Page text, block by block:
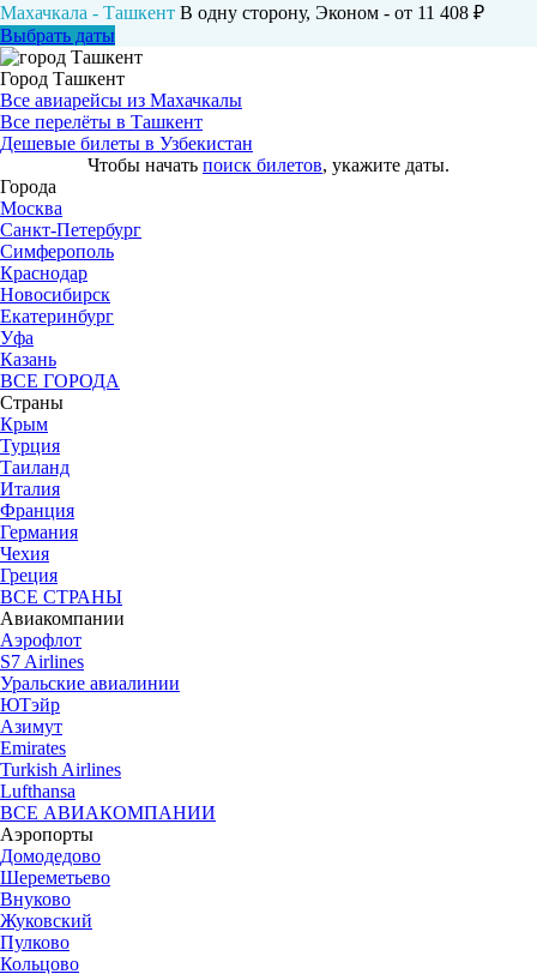
Махачкала - Ташкент В одну сторону, Эконом - от 11 408 ₽
Выбрать даты
Город Ташкент
Все авиарейсы из Махачкалы
Все перелёты в Ташкент
Дешевые билеты в Узбекистан
Чтобы начать поиск билетов, укажите даты.
Города
Москва
Санкт-Петербург
Симферополь
Краснодар
Новосибирск
Екатеринбург
Уфа
Казань
ВСЕ ГОРОДА
Страны
Крым
Турция
Таиланд
Италия
Франция
Германия
Чехия
Греция
ВСЕ СТРАНЫ
Авиакомпании
Аэрофлот
S7 Airlines
Уральские авиалинии
ЮТэйр
Азимут
Emirates
Turkish Airlines
Lufthansa
ВСЕ АВИАКОМПАНИИ
Аэропорты
Домодедово
Шереметьево
Внуково
Жуковский
Пулково
Кольцово